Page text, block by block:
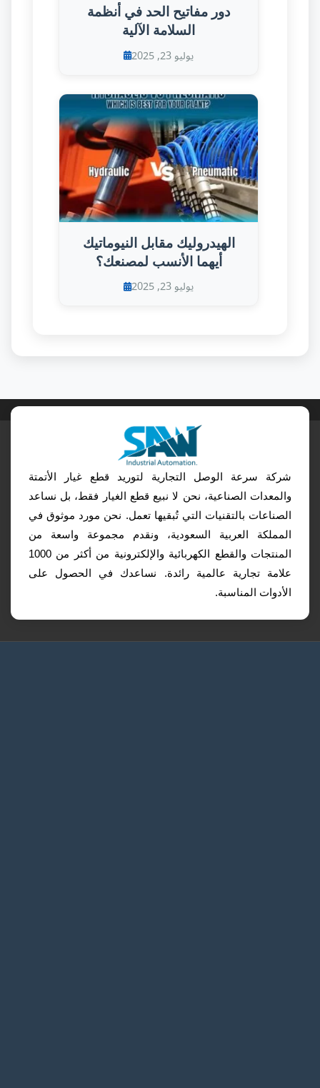
دور مفاتيح الحد في أنظمة
السلامة الآلية
يوليو 23, 2025
الهيدروليك مقابل النيوماتيك
أيهما الأنسب لمصنعك؟
يوليو 23, 2025
شركة سرعة الوصل التجارية لتوريد قطع غيار الأتمتة
والمعدات الصناعية، نحن لا نبيع قطع الغيار فقط، بل نساعد
الصناعات بالتقنيات التي تُبقيها تعمل. نحن مورد موثوق في
المملكة العربية السعودية، ونقدم مجموعة واسعة من
المنتجات والقطع الكهربائية والإلكترونية من أكثر من 1000
علامة تجارية عالمية رائدة. نساعدك في الحصول على
الأدوات المناسبة.